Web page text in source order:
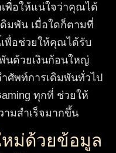
พื่อให้แน่ใจว่าคุณได้
มพัน เมื่อใดก็ตามที่
พื่อช่วยให้คุณได้รับ
นด้วยเงินก้อนใหญ่
ศัพท์การเดิมพันทั่วไป
ทุกที่ ช่วยให้
มสำเร็จมากขึ้น
หม่ด้วยข้อมูล